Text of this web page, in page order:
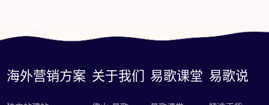
海外营销方案 关于我们 易歌课堂 易歌说